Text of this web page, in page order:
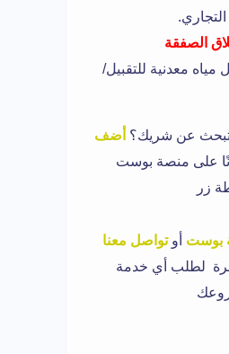
الصفقة
مياه معدنية للتقبيل/
تبحث عن شريك؟ أضف
على منصة بوست
زر
بوست أو تواصل معنا
لطلب أي خدمة